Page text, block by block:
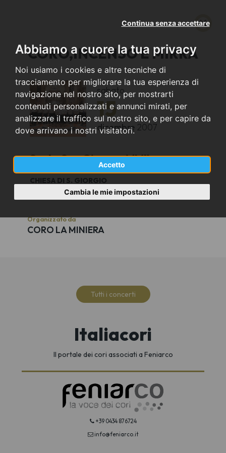
Abbiamo a cuore la tua privacy
Noi usiamo i cookies e altre tecniche di
tracciamento per migliorare la tua esperienza di
navigazione nel nostro sito, per mostrarti
contenuti personalizzati e annunci mirati, per
analizzare il traffico sul nostro sito, e per capire da
dove arrivano i nostri visitatori.
Accetto
Continua senza accettare
Cambia le mie impostazioni
CORO,INCENSO E MIRRA
sabato
15
dicembre 2007
Sesto San Giovanni (MI)
CHIESA DI S. GIORGIO
Organizzato da
CORO LA MINIERA
Tutti i concerti
Italiacori
Il portale dei cori associati a Feniarco
+39 0434 876724
info@feniarco.it